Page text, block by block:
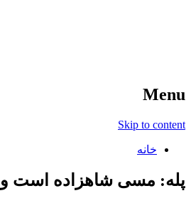
Menu
Skip to content
خانه
پله: مسی شاهزاده است و